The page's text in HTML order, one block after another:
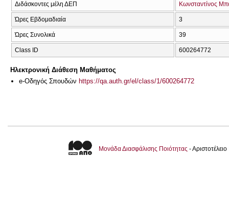
Διδάσκοντες μέλη ΔΕΠ Κωνσταντίνος
Ώρες Εβδομαδιαία 3
Ώρες Συνολικά 39
Class ID 600264772
Ηλεκτρονική Διάθεση Μαθήματος
e-Οδηγός Σπουδών https://qa.auth.gr/el/class/1/600264772
Μονάδα Διασφάλισης Ποιότητας -